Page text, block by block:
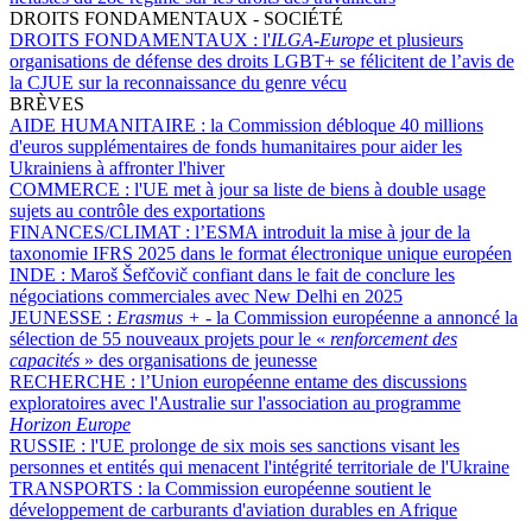
DROITS FONDAMENTAUX - SOCIÉTÉ
DROITS FONDAMENTAUX : l'ILGA-Europe et plusieurs
organisations de défense des droits LGBT+ se félicitent de l’avis de
la CJUE sur la reconnaissance du genre vécu
BRÈVES
AIDE HUMANITAIRE : la Commission débloque 40 millions
d'euros supplémentaires de fonds humanitaires pour aider les
Ukrainiens à affronter l'hiver
COMMERCE : l'UE met à jour sa liste de biens à double usage
sujets au contrôle des exportations
FINANCES/CLIMAT : l’ESMA introduit la mise à jour de la
taxonomie IFRS 2025 dans le format électronique unique européen
INDE : Maroš Šefčovič confiant dans le fait de conclure les
négociations commerciales avec New Delhi en 2025
JEUNESSE : Erasmus + - la Commission européenne a annoncé la
sélection de 55 nouveaux projets pour le « renforcement des
capacités » des organisations de jeunesse
RECHERCHE : l’Union européenne entame des discussions
exploratoires avec l'Australie sur l'association au programme
Horizon Europe
RUSSIE : l'UE prolonge de six mois ses sanctions visant les
personnes et entités qui menacent l'intégrité territoriale de l'Ukraine
TRANSPORTS : la Commission européenne soutient le
développement de carburants d'aviation durables en Afrique